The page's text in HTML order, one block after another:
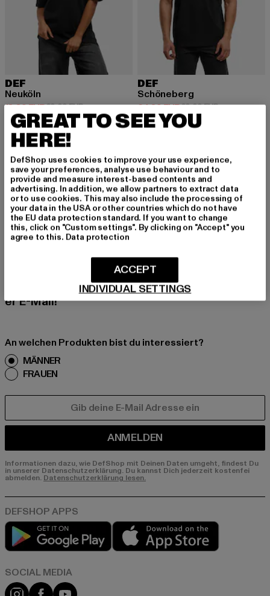
DEF
Neuköln
18,89 EUR
Derzeitiger Preis: 18,89 EUR
29,99 EURAktionspreis: 29,99 EUR
DEF
Schöneberg
24,89 EUR
Derzeitiger Preis: 24,89 EUR
29,99 EURAktionspreis:
MELDE DICH AN, UM
INSPIRIERT ZU BLEI
BEN!
Melde dich hier für unseren Newsletter an und
erhalte künftig Informationen über aktuelle Tre
nds, Angebote und Gutscheine von DefShop p
er E-Mail!
An welchen Produkten bist du interessiert?
MÄNNER
FRAUEN
ANMELDEN
Informationen dazu, wie DefShop mit Deinen Daten umgeht, findest Du
in unserer Datenschutzerklärung. Du kannst Dich jederzeit kostenfei
abmelden. Datenschutzerklärung lesen.
Play market
Instagram
FacebookYouTube
GREAT TO SEE YOU
HERE!
DefShop uses cookies to improve your use experience,
save your preferences, analyse use behaviour and to
provide and measure interest-based contents and
advertising. In addition, we allow partners to extract data
or to use cookies. This may also include the processing of
your data in the USA or other countries which do not have
the EU data protection standard. If you want to change
this, click on "Custom settings". By clicking on "Accept" you
agree to this. Data protection
INDIVIDUAL SETTINGS
ACCEPT